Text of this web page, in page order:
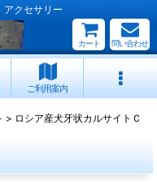
アクセサリー
カート 問い合わせ
ご利用案内
> ロシア産犬牙状カルサイトＣ